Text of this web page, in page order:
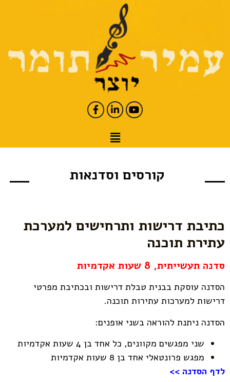
קורסים וסדנאות
כתיבת דרישות ותרחישים למערכת
עתירת תוכנה
סדנה תעשייתית, 8 שעות אקדמיות
הסדנה עוסקת בבנית טבלת דרישות ובכתיבת מפרטי
דרישות למערכות עתירות תוכנה.
הסדנה ניתנת להוראה בשני אופנים:
שני מפגשים מקוונים, כל אחד בן 4 שעות אקדמיות
מפגש פרונטאלי אחד בן 8 שעות אקדמיות
לדף הסדנה >>